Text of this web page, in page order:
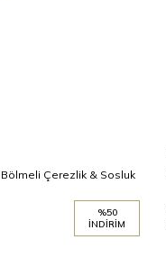
Çerezlik & Sosluk
%50
İNDIRIM